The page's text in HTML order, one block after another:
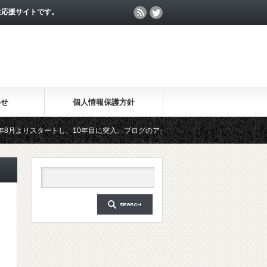
援サイトです。
個人情報保護方針
ートし、10年目に突入。ブログのアクセス数が月間25万PV、公開記事数が
料メールマガジン「勉強の集中力が10倍アップする秘訣」は、2018年6月に総